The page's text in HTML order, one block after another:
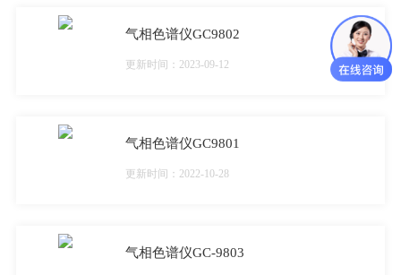
气相色谱仪GC9802
更新时间：2023-09-12
气相色谱仪GC9801
更新时间：2022-10-28
气相色谱仪GC-9803